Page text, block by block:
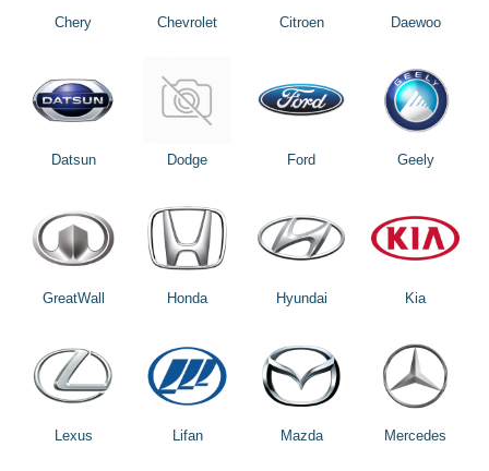
Chery Chevrolet Citroen Daewoo
Datsun Dodge Ford Geely
GreatWall Honda Hyundai Kia
Lexus Lifan Mazda Mercedes